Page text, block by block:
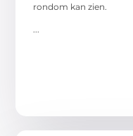
rondom kan zien.
...